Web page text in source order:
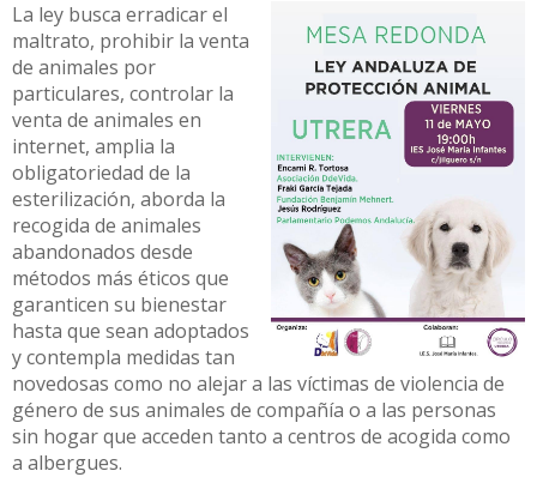
La ley busca erradicar el
maltrato, prohibir la venta
de animales por
particulares, controlar la
venta de animales en
internet, amplia la
obligatoriedad de la
esterilización, aborda la
recogida de animales
abandonados desde
métodos más éticos que
garanticen su bienestar
hasta que sean adoptados
y contempla medidas tan
novedosas como no alejar a las víctimas de violencia de
género de sus animales de compañía o a las personas
sin hogar que acceden tanto a centros de acogida como
a albergues.